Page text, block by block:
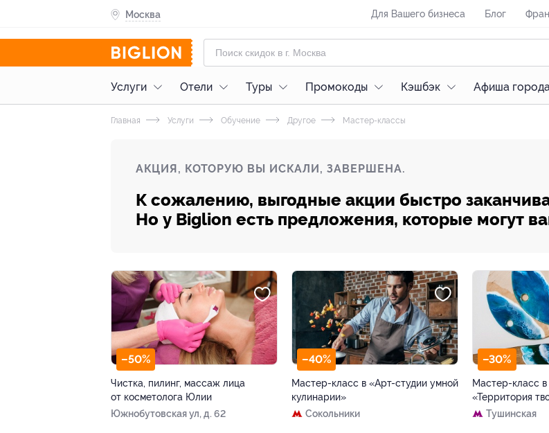
Москва Для Вашего бизнеса Блог
Услуги Отели Туры Промокоды Кэшбэк Афиша
Главная Услуги Обучение Другое Мастер-классы
АКЦИЯ, КОТОРУЮ ВЫ ИСКАЛИ, ЗАВЕРШЕНА.
К сожалению, выгодные акции быстро
Но у Biglion есть предложения, которые могут
–50%
Чистка, пилинг, массаж лица
от косметолога Юлии
Южнобутовская ул, д. 62
–40%
Мастер-класс в «Арт-студии умной
кулинарии»
Сокольники
–30%
Мастер-класс в
«Территория
Тушинская